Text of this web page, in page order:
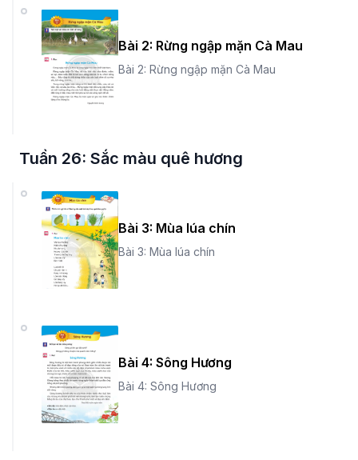
Bài 2: Rừng ngập mặn Cà Mau
Bài 2: Rừng ngập mặn Cà Mau
Tuần 26: Sắc màu quê hương
Bài 3: Mùa lúa chín
Bài 3: Mùa lúa chín
Bài 4: Sông Hương
Bài 4: Sông Hương